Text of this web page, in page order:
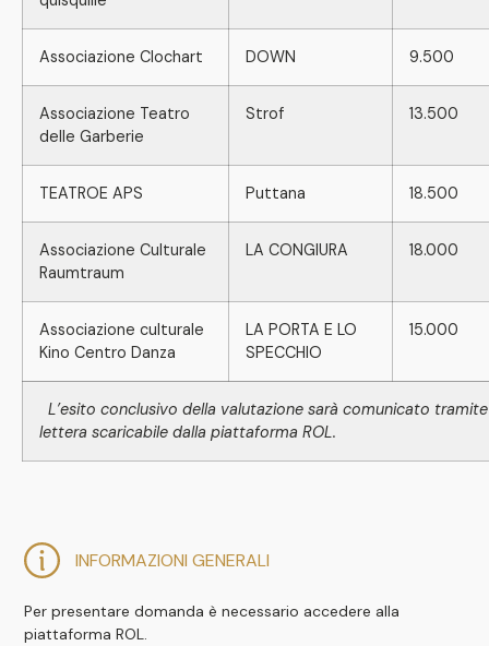
INFORMAZIONI GENERALI
Per presentare domanda è necessario accedere alla
piattaforma ROL.
Associazione Clochart DOWN 9.500
Associazione Teatro
delle Garberie
Strof 13.500
TEATROE APS Puttana 18.500
Associazione Culturale
Raumtraum
LA CONGIURA 18.000
Associazione culturale
Kino Centro Danza
LA PORTA E LO
SPECCHIO
15.000
L’esito conclusivo della valutazione sarà comunicato tramite
lettera scaricabile dalla piattaforma ROL.